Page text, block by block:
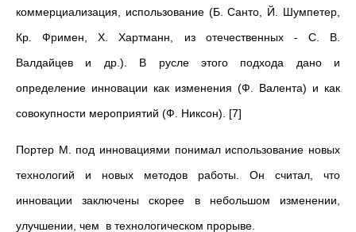
коммерциализация, использование (Б. Санто, Й. Шумпетер,
Кр. Фримен, Х. Хартманн, из отечественных - С. В.
Валдайцев и др.). В русле этого подхода дано и
определение инновации как изменения (Ф. Валента) и как
совокупности мероприятий (Ф. Никсон). [7]
Портер М. под инновациями понимал использование новых
технологий и новых методов работы. Он считал, что
инновации заключены скорее в небольшом изменении,
улучшении, чем в технологическом прорыве.